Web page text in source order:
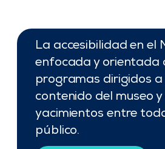
La accesibilidad en el
enfocada y orientada
programas dirigidos
contenido del museo y
yacimientos entre
público.